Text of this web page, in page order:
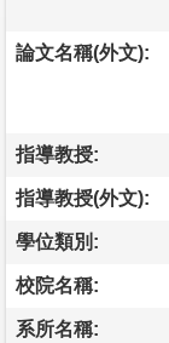
論文名稱(外文):
指導教授:
指導教授(外文):
學位類別:
校院名稱:
系所名稱: